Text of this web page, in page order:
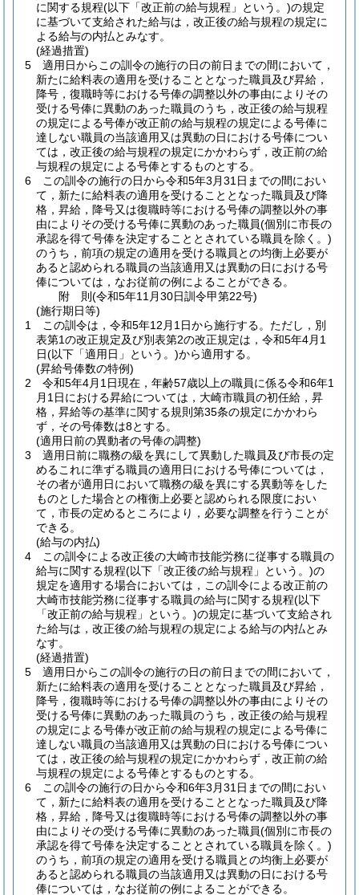
に関する規程(以下「改正前の給与規程」という。)の規定
に基づいて支給された給与は，改正後の給与規程の規定に
よる給与の内払とみなす。
(経過措置)
5
適用日からこの訓令の施行の日の前日までの間において，
新たに給料表の適用を受けることとなった職員及び昇給，
降号，復職時等における号俸の調整以外の事由によりその
受ける号俸に異動のあった職員のうち，改正後の給与規程
の規定による号俸が改正前の給与規程の規定による号俸に
達しない職員の当該適用又は異動の日における号俸につい
ては，改正後の給与規程の規定にかかわらず，改正前の給
与規程の規定による号俸とするものとする。
6
この訓令の施行の日から令和5年3月31日までの間におい
て，新たに給料表の適用を受けることとなった職員及び降
格，昇給，降号又は復職時等における号俸の調整以外の事
由によりその受ける号俸に異動のあった職員(個別に市長の
承認を得て号俸を決定することとされている職員を除く。)
のうち，前項の規定の適用を受ける職員との均衡上必要が
あると認められる職員の当該適用又は異動の日における号
俸については，なお従前の例によることができる。
附 則(令和5年11月30日訓令甲第22号)
(施行期日等)
1
この訓令は，令和5年12月1日から施行する。 ただし，別
表第1の改正規定及び別表第2の改正規定は，令和5年4月1
日(以下「適用日」という。)から適用する。
(昇給号俸数の特例)
2
令和5年4月1日現在，年齢57歳以上の職員に係る令和6年1
月1日における昇給については，大崎市職員の初任給，昇
格，昇給等の基準に関する規則第35条の規定にかかわら
ず，その号俸数は8とする。
(適用日前の異動者の号俸の調整)
3
適用日前に職務の級を異にして異動した職員及び市長の定
めるこれに準ずる職員の適用日における号俸については，
その者が適用日において職務の級を異にする異動等をした
ものとした場合との権衡上必要と認められる限度におい
て，市長の定めるところにより，必要な調整を行うことが
できる。
(給与の内払)
4
この訓令による改正後の大崎市技能労務に従事する職員の
給与に関する規程(以下「改正後の給与規程」という。)の
規定を適用する場合においては，この訓令による改正前の
大崎市技能労務に従事する職員の給与に関する規程(以下
「改正前の給与規程」という。)の規定に基づいて支給され
た給与は，改正後の給与規程の規定による給与の内払とみ
なす。
(経過措置)
5
適用日からこの訓令の施行の日の前日までの間において，
新たに給料表の適用を受けることとなった職員及び昇給，
降号，復職時等における号俸の調整以外の事由によりその
受ける号俸に異動のあった職員のうち，改正後の給与規程
の規定による号俸が改正前の給与規程の規定による号俸に
達しない職員の当該適用又は異動の日における号俸につい
ては，改正後の給与規程の規定にかかわらず，改正前の給
与規程の規定による号俸とするものとする。
6
この訓令の施行の日から令和6年3月31日までの間におい
て，新たに給料表の適用を受けることとなった職員及び降
格，昇給，降号又は復職時等における号俸の調整以外の事
由によりその受ける号俸に異動のあった職員(個別に市長の
承認を得て号俸を決定することとされている職員を除く。)
のうち，前項の規定の適用を受ける職員との均衡上必要が
あると認められる職員の当該適用又は異動の日における号
俸については，なお従前の例によることができる。